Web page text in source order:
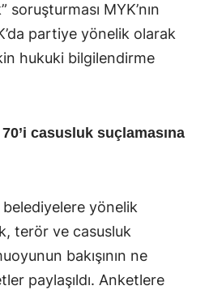
soruşturması MYK’nın
partiye yönelik olarak
hukuki bilgilendirme
casusluk suçlamasına
belediyelere yönelik
terör ve casusluk
bakışının ne
paylaşıldı. Anketlere